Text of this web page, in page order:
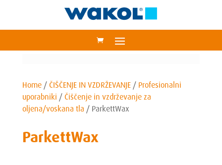
Home/ ČIŠČENJE IN VZDRŽEVANJE/ Profesionalni
uporabniki / Čiščenje in vzdrževanje za
oljena/voskana tla / ParkettWax
ParkettWax